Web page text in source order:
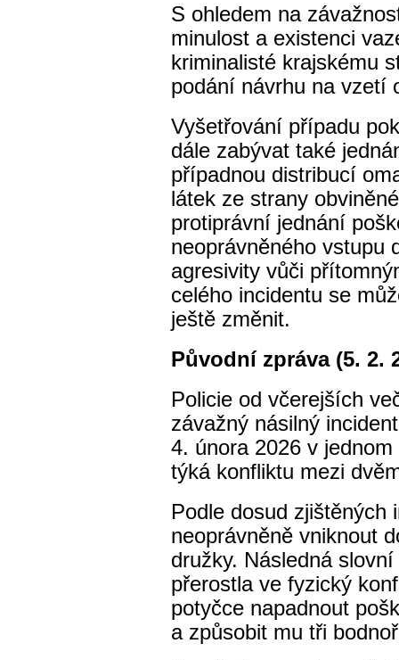
S ohledem na
minulost a existenci
kriminalisté krajskému
podání návrhu na vzetí
Vyšetřování případu
dále zabývat také
případnou distribucí
látek ze strany
protiprávní jednání
neoprávněného vstupu
agresivity vůči
celého incidentu se
ještě změnit.
Původní zpráva (5. 2.
Policie od včerejších
závažný násilný
4. února 2026 v
týká konfliktu mezi
Podle dosud
neoprávněně vniknout
družky. Následná
přerostla ve fyzický
potyčce napadnout
a způsobit mu tři